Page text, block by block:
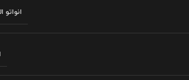
انواتو